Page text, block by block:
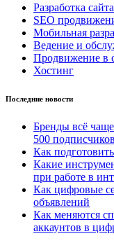
Разработка сайта
SEO
Мобильная
Ведение и
Продвижение в
Хостинг
Последние новости
Бренды всё
500 подписчиков
Как
Какие
при работе в
Как цифровые
объявлений
Как меняются
аккаунтов в